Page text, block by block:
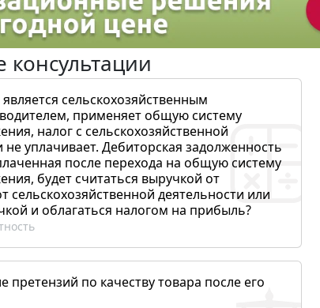
сельскохозяйственным
применяет общую систему
налог с сельскохозяйственной
не уплачивает. Дебиторская задолженность
после перехода на общую систему
будет считаться выручкой от
сельскохозяйственной деятельности или
и облагаться налогом на прибыль?
претензий по качеству товара после его